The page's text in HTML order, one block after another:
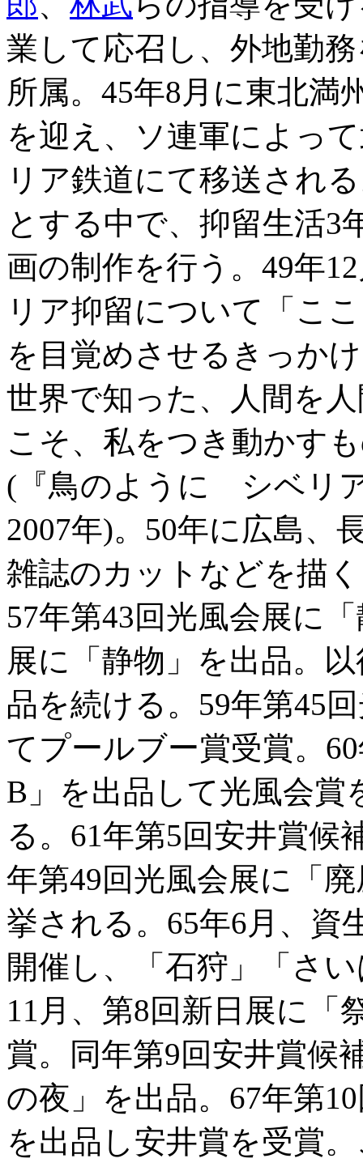
業して応召し、外地勤
所属。45年8月に東北満
を迎え、ソ連軍によっ
リア鉄道にて移送され
とする中で、抑留生活3
画の制作を行う。49年
リア抑留について「こ
を目覚めさせるきっか
世界で知った、人間を
こそ、私をつき動かす
(『鳥のように シベリ
2007年)。50年に広島、
雑誌のカットなどを描
57年第43回光風会展に
展に「静物」を出品。
品を続ける。59年第45
てプールブー賞受賞。
B」を出品して光風会賞
る。61年第5回安井賞候
年第49回光風会展に「
挙される。65年6月、資
開催し、「石狩」「さ
11月、第8回新日展に「
賞。同年第9回安井賞候
の夜」を出品。67年第
を出品し安井賞を受賞